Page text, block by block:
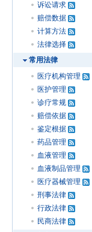
诉讼请求
赔偿数据
计算方法
法律选择
常用法律
医疗机构管理
医护管理
诊疗常规
赔偿依据
鉴定根据
药品管理
血液管理
血液制品管理
医疗器械管理
刑事法律
行政法律
民商法律